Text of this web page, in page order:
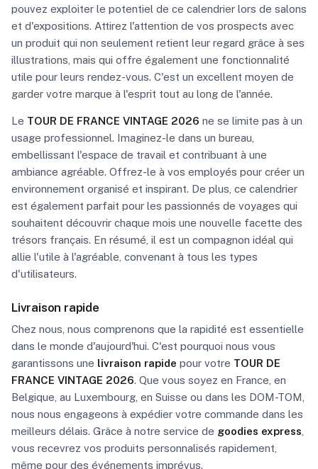
pouvez exploiter le potentiel de ce calendrier lors de salons
et d'expositions. Attirez l'attention de vos prospects avec
un produit qui non seulement retient leur regard grâce à ses
illustrations, mais qui offre également une fonctionnalité
utile pour leurs rendez-vous. C'est un excellent moyen de
garder votre marque à l'esprit tout au long de l'année.
Le TOUR DE FRANCE VINTAGE 2026 ne se limite pas à un
usage professionnel. Imaginez-le dans un bureau,
embellissant l'espace de travail et contribuant à une
ambiance agréable. Offrez-le à vos employés pour créer un
environnement organisé et inspirant. De plus, ce calendrier
est également parfait pour les passionnés de voyages qui
souhaitent découvrir chaque mois une nouvelle facette des
trésors français. En résumé, il est un compagnon idéal qui
allie l'utile à l'agréable, convenant à tous les types
d'utilisateurs.
Livraison rapide
Chez nous, nous comprenons que la rapidité est essentielle
dans le monde d'aujourd'hui. C'est pourquoi nous vous
garantissons une livraison rapide pour votre TOUR DE
FRANCE VINTAGE 2026. Que vous soyez en France, en
Belgique, au Luxembourg, en Suisse ou dans les DOM-TOM,
nous nous engageons à expédier votre commande dans les
meilleurs délais. Grâce à notre service de goodies express
vous recevrez vos produits personnalisés rapidement,
même pour des événements imprévus.